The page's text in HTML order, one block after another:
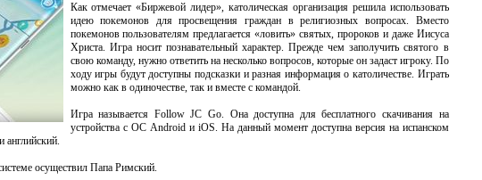
Как отмечает «Биржевой лидер», католическая организация решила использовать
идею покемонов для просвещения граждан в религиозных вопросах. Вместо
покемонов пользователям предлагается «ловить» святых, пророков и даже Иисуса
Христа. Игра носит познавательный характер. Прежде чем заполучить святого в
свою команду, нужно ответить на несколько вопросов, которые он задаст игроку. По
ходу игры будут доступны подсказки и разная информация о католичестве. Играть
можно как в одиночестве, так и вместе с командой.
Игра называется Follow JC Go. Она доступна для бесплатного скачивания на
устройства с ОС Android и iOS. На данный момент доступна версия на испанском
английский.
осуществил Папа Римский.